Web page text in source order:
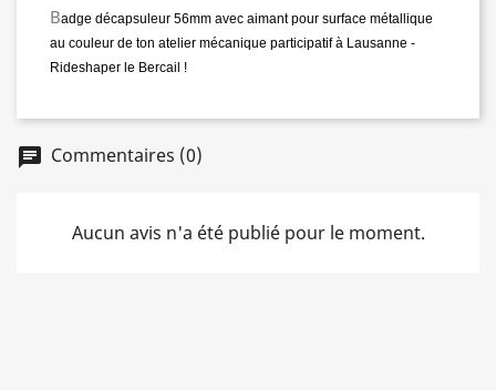
Badge décapsuleur 56mm avec aimant pour surface métallique
au couleur de ton atelier mécanique participatif à Lausanne -
Rideshaper le Bercail !
chat Commentaires (0)
Aucun avis n'a été publié pour le moment.